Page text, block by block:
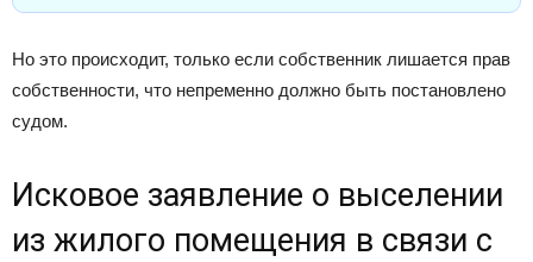
Но это происходит, только если собственник лишается прав
собственности, что непременно должно быть постановлено
судом.
Исковое заявление о выселении
из жилого помещения в связи с